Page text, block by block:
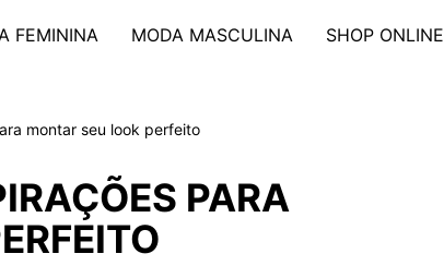
FEMININA
MODA MASCULINA SHOP ONLINE
montar seu look perfeito
PARA